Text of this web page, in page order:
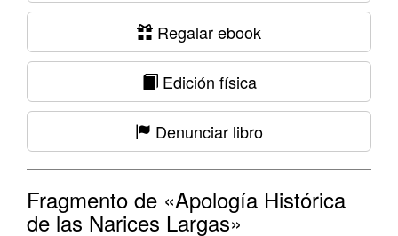
Regalar ebook
Edición física
Denunciar libro
Fragmento de «Apología Histórica
de las Narices Largas»